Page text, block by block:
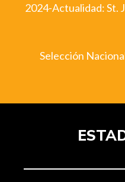
2024-Actualidad: St.
Selección